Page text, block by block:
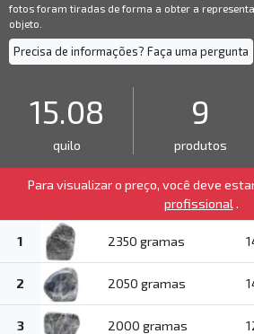
fotos foram tiradas de forma a obter a
objeto.
Precisa de informações? Faça uma pergunta
15.08
quilo
9
produtos
Para visualizar o preço, você deve
profissional .
1 2350 gramas
2 2050 gramas
3 2000 gramas